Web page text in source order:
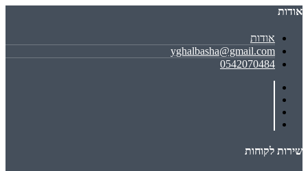
אודות
אודות
yghalbasha@gmail.com
0542070484
שירות לקוחות